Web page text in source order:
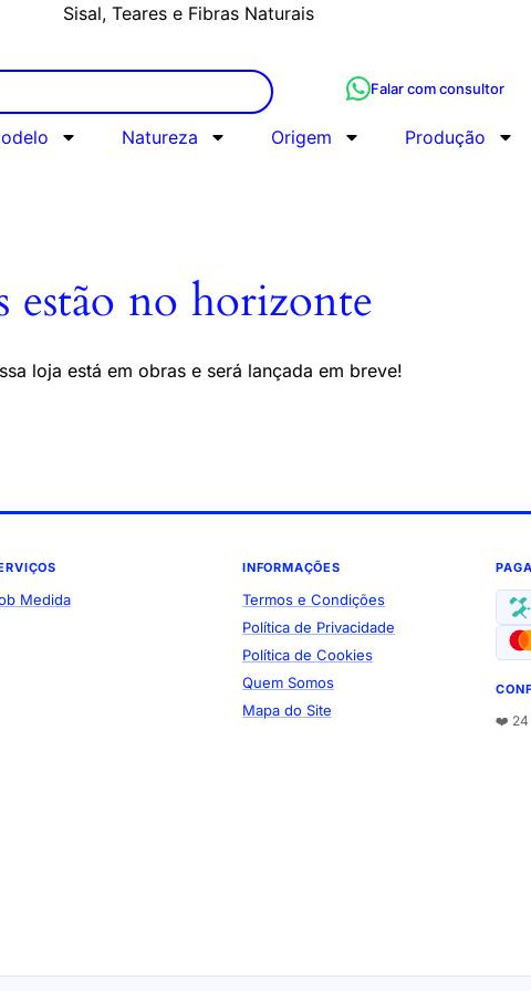
Sisal, Teares e Fibras Naturais
Falar com consultor
Natureza Origem Produção
estão no horizonte
loja está em obras e será lançada em breve!
Medida
INFORMAÇÕES
Termos e Condições
Política de Privacidade
Política de Cookies
Quem Somos
Mapa do Site
❤️ 24